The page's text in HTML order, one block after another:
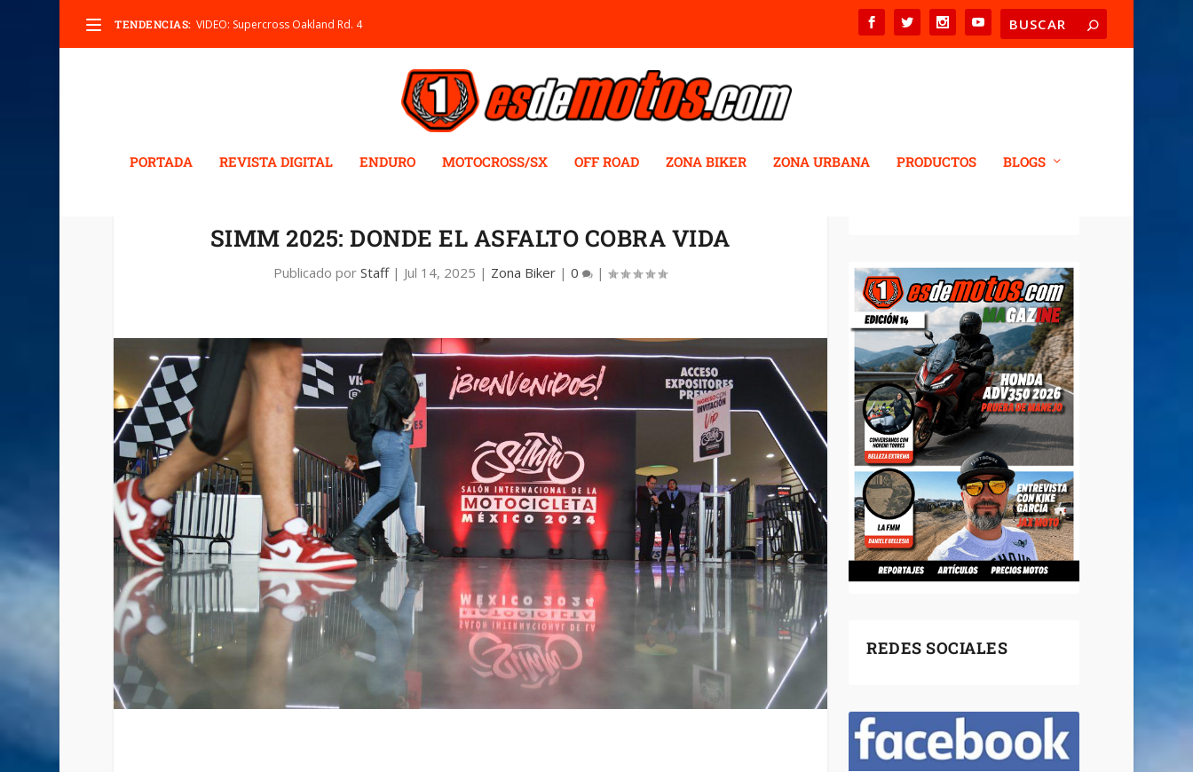
TENDENCIAS: VIDEO: Supercross Oakland Rd. 4
PORTADA REVISTA DIGITAL ENDURO MOTOCROSS/SX OFF ROAD ZONA BIKER ZONA URBANA PRODUCTOS BLOGS
SIMM 2025: DONDE EL ASFALTO COBRA VIDA
Publicado porStaff| Jul 14, 2025 | Zona Biker |0 |
REDES SOCIALES